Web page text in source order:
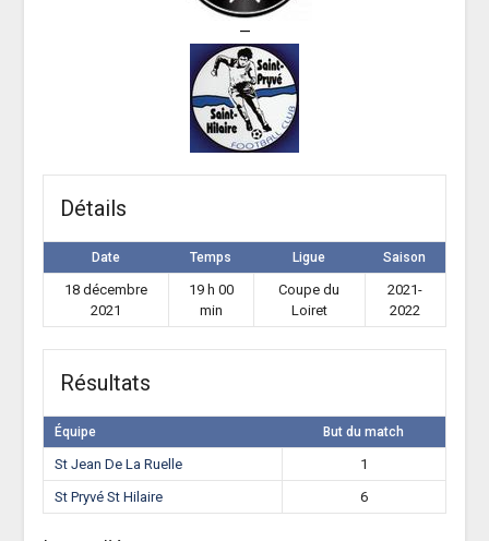
—
Détails
Date Temps Ligue Saison
18 décembre
2021
19 h 00
min
Coupe du
Loiret
2021-
2022
Résultats
Équipe But du match
St Jean De La Ruelle
1
St Pryvé St Hilaire
6